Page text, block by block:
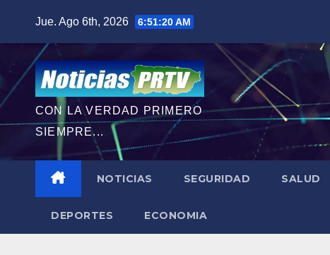
contenido
Jue. Ago 6th, 2026 6:51:22 AM
CON LA VERDAD PRIMERO
SIEMPRE...
NOTICIAS SEGURIDAD SALUD
DEPORTES ECONOMIA